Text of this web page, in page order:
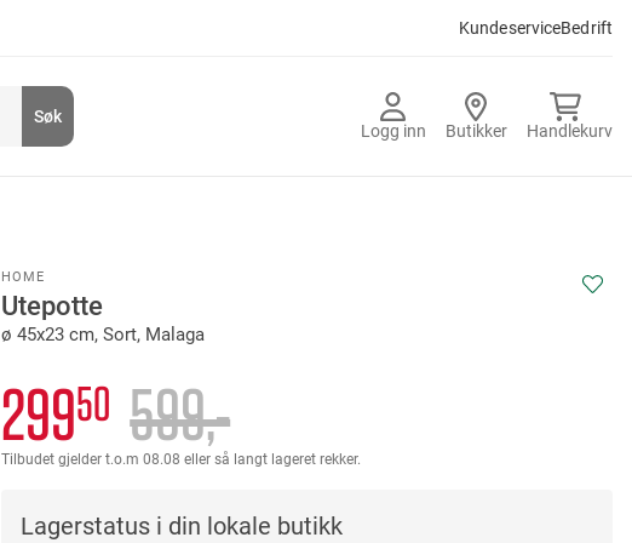
KundeserviceBedrift
Logg inn Butikker Handlekurv
Søk
HOME
Utepotte
ø 45x23 cm, Sort, Malaga
29950 599,-
Tilbudet gjelder t.o.m 08.08 eller så langt lageret rekker.
Lagerstatus i din lokale butikk